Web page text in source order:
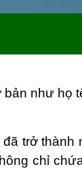
như họ
trở
chỉ